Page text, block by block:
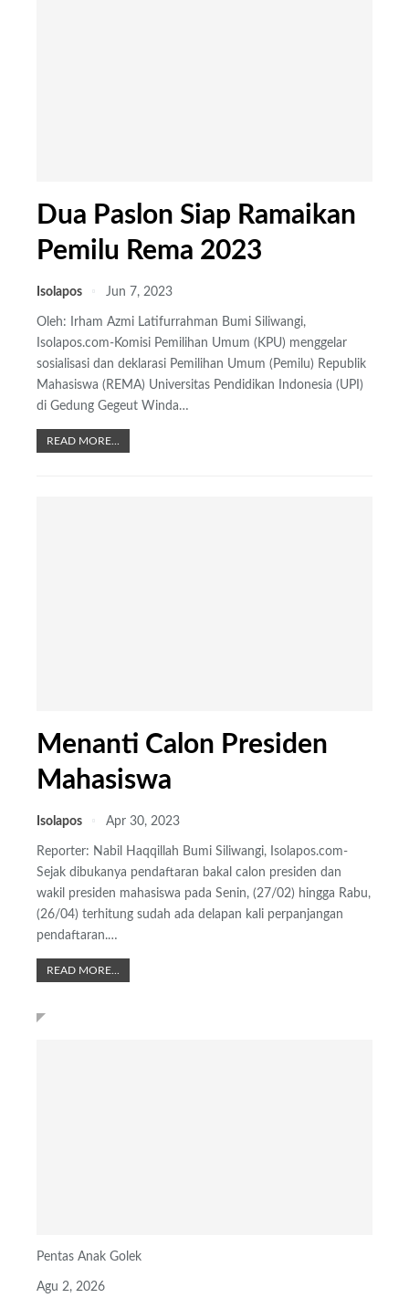
Dua Paslon Siap Ramaikan
Pemilu Rema 2023
Isolapos Jun 7, 2023
Oleh: Irham Azmi Latifurrahman Bumi Siliwangi,
Isolapos.com-Komisi Pemilihan Umum (KPU) menggelar
sosialisasi dan deklarasi Pemilihan Umum (Pemilu) Republik
Mahasiswa (REMA) Universitas Pendidikan Indonesia (UPI)
di Gedung Gegeut Winda…
READ MORE...
Menanti Calon Presiden
Mahasiswa
Isolapos Apr 30, 2023
Reporter: Nabil Haqqillah Bumi Siliwangi, Isolapos.com-
Sejak dibukanya pendaftaran bakal calon presiden dan
wakil presiden mahasiswa pada Senin, (27/02) hingga Rabu,
(26/04) terhitung sudah ada delapan kali perpanjangan
pendaftaran.…
READ MORE...
Pentas Anak Golek
Agu 2, 2026